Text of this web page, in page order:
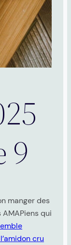
9
manger des
qui
cru